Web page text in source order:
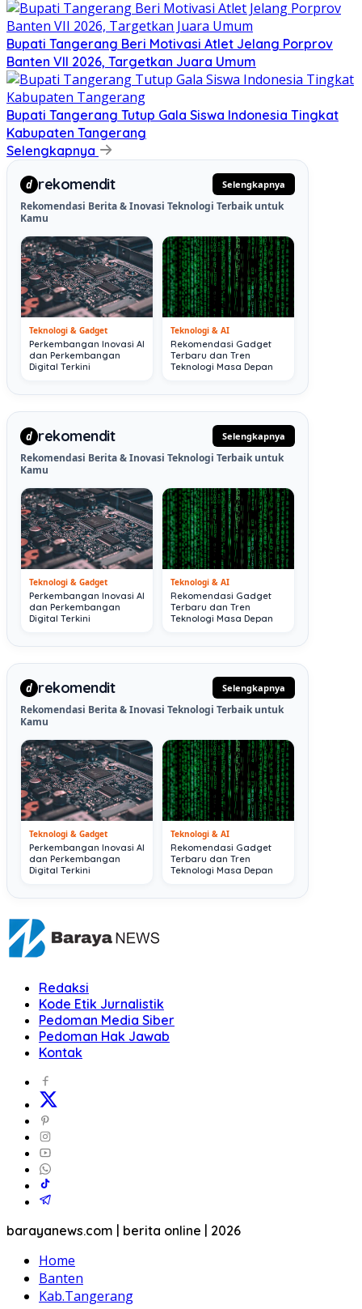
Bupati Tangerang Beri Motivasi Atlet Jelang Porprov
Banten VII 2026, Targetkan Juara Umum
Bupati Tangerang Tutup Gala Siswa Indonesia Tingkat
Kabupaten Tangerang
Selengkapnya
d rekomendit Selengkapnya
Rekomendasi Berita & Inovasi Teknologi Terbaik untuk
Kamu
Teknologi & Gadget
Perkembangan Inovasi AI
dan Perkembangan
Digital Terkini
Teknologi & AI
Rekomendasi Gadget
Terbaru dan Tren
Teknologi Masa Depan
d rekomendit Selengkapnya
Rekomendasi Berita & Inovasi Teknologi Terbaik untuk
Kamu
Teknologi & Gadget
Perkembangan Inovasi AI
dan Perkembangan
Digital Terkini
Teknologi & AI
Rekomendasi Gadget
Terbaru dan Tren
Teknologi Masa Depan
d rekomendit Selengkapnya
Rekomendasi Berita & Inovasi Teknologi Terbaik untuk
Kamu
Teknologi & Gadget
Perkembangan Inovasi AI
dan Perkembangan
Digital Terkini
Teknologi & AI
Rekomendasi Gadget
Terbaru dan Tren
Teknologi Masa Depan
Redaksi
Kode Etik Jurnalistik
Pedoman Media Siber
Pedoman Hak Jawab
Kontak
barayanews.com | berita online | 2026
Home
Banten
Kab.Tangerang